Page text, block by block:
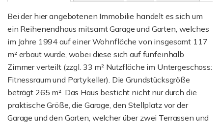
Bei der hier angebotenen Immobilie handelt es sich um
ein Reihenendhaus mitsamt Garage und Garten, welches
im Jahre 1994 auf einer Wohnfläche von insgesamt 117
m² erbaut wurde, wobei diese sich auf fünfeinhalb
Zimmer verteilt (zzgl. 33 m² Nutzfläche im Untergeschoss:
Fitnessraum und Partykeller). Die Grundstücksgröße
beträgt 265 m². Das Haus besticht nicht nur durch die
praktische Größe, die Garage, den Stellplatz vor der
Garage und den Garten, welcher über zwei Terrassen und